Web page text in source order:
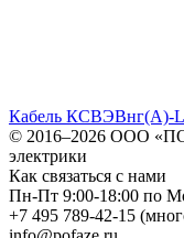
Кабель КСВЭВнг(A)-
© 2016–2026 ООО
электрики
Как связаться с нами
Пн-Пт 9:00-18:00 по
+7 495 789-42-15